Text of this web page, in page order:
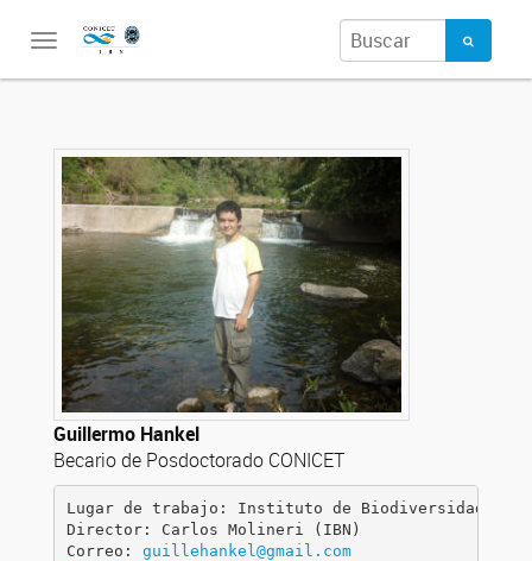
Toggle
Guillermo Hankel
Becario de Posdoctorado CONICET
Lugar de trabajo: Instituto de Biodiversidad
Director: Carlos Molineri (IBN)
Correo: guillehankel@gmail.com